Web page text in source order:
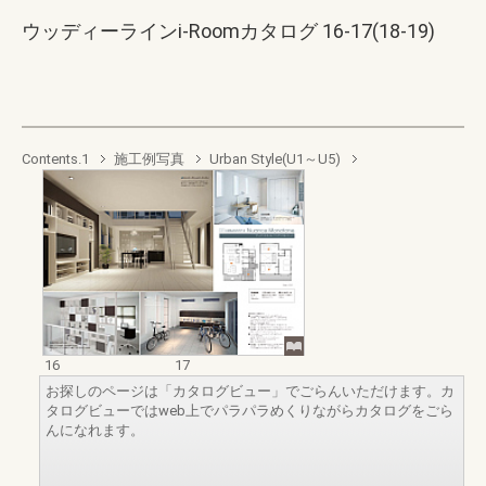
ウッディーラインi-Roomカタログ 16-17(18-19)
Contents.1 施工例写真 Urban Style(U1～U5)
16
17
お探しのページは「カタログビュー」でごらんいただけます。カ
タログビューではweb上でパラパラめくりながらカタログをごら
んになれます。